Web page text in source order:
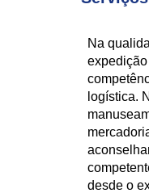
Na
logística.
desde o